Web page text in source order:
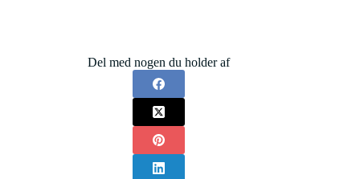
Del med nogen du holder af